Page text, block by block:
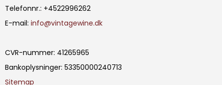
Telefonnr.: +4522996262
E-mail: info@vintagewine.dk
CVR-nummer: 41265965
Bankoplysninger: 53350000240713
Sitemap